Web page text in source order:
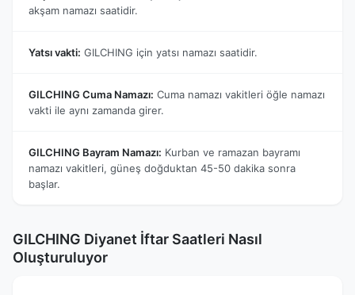
akşam namazı saatidir.
Yatsı vakti: GILCHING için yatsı namazı saatidir.
GILCHING Cuma Namazı: Cuma namazı vakitleri öğle namazı
vakti ile aynı zamanda girer.
GILCHING Bayram Namazı: Kurban ve ramazan bayramı
namazı vakitleri, güneş doğduktan 45-50 dakika sonra
başlar.
GILCHING Diyanet İftar Saatleri Nasıl
Oluşturuluyor